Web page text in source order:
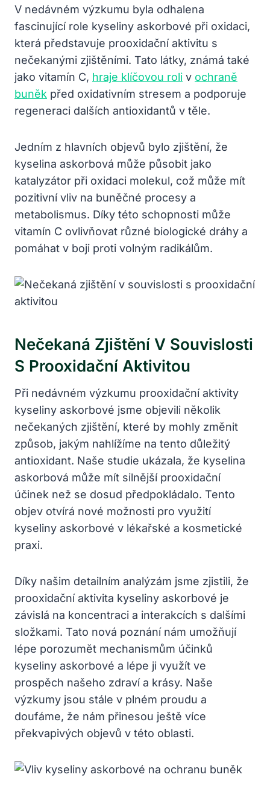
V nedávném výzkumu byla odhalena
fascinující role kyseliny askorbové při oxidaci,
která představuje prooxidační aktivitu s
nečekanými zjištěními. Tato látky, známá také
jako vitamín C, hraje klíčovou roli v ochraně
buněk před oxidativním stresem a podporuje
regeneraci dalších antioxidantů v těle.
Jedním z hlavních objevů bylo zjištění, že
kyselina askorbová může působit jako
katalyzátor při oxidaci molekul, což může mít
pozitivní vliv na buněčné procesy a
metabolismus. Díky této schopnosti může
vitamín C ovlivňovat různé biologické dráhy a
pomáhat v boji proti volným radikálům.
Nečekaná Zjištění V Souvislosti
S Prooxidační Aktivitou
Při nedávném výzkumu prooxidační aktivity
kyseliny askorbové jsme objevili několik
nečekaných zjištění, které by mohly změnit
způsob, jakým nahlížíme na tento důležitý
antioxidant. Naše studie ukázala, že kyselina
askorbová může mít silnější prooxidační
účinek než se dosud předpokládalo. Tento
objev otvírá nové možnosti pro využití
kyseliny askorbové v lékařské a kosmetické
praxi.
Díky našim detailním analýzám jsme zjistili, že
prooxidační aktivita kyseliny askorbové je
závislá na koncentraci a interakcích s dalšími
složkami. Tato nová poznání nám umožňují
lépe porozumět mechanismům účinků
kyseliny askorbové a lépe ji využít ve
prospěch našeho zdraví a krásy. Naše
výzkumy jsou stále v plném proudu a
doufáme, že nám přinesou ještě více
překvapivých objevů v této oblasti.